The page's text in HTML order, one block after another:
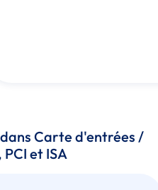
Carte d'entrées /
et ISA